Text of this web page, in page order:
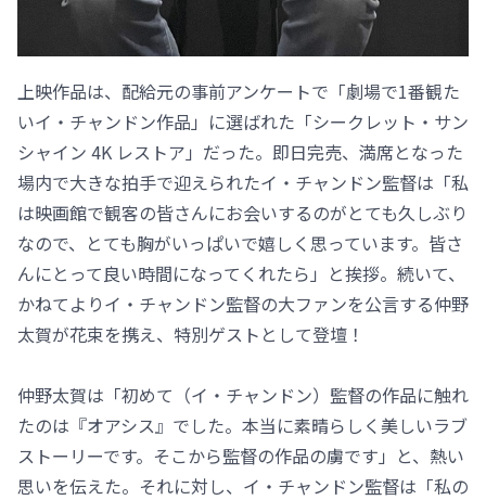
上映作品は、配給元の事前アンケートで「劇場で1番観た
いイ・チャンドン作品」に選ばれた「シークレット・サン
シャイン 4K レストア」だった。即日完売、満席となった
場内で大きな拍手で迎えられたイ・チャンドン監督は「私
は映画館で観客の皆さんにお会いするのがとても久しぶり
なので、とても胸がいっぱいで嬉しく思っています。皆さ
んにとって良い時間になってくれたら」と挨拶。続いて、
かねてよりイ・チャンドン監督の大ファンを公言する仲野
太賀が花束を携え、特別ゲストとして登壇！
仲野太賀は「初めて（イ・チャンドン）監督の作品に触れ
たのは『オアシス』でした。本当に素晴らしく美しいラブ
ストーリーです。そこから監督の作品の虜です」と、熱い
思いを伝えた。それに対し、イ・チャンドン監督は「私の